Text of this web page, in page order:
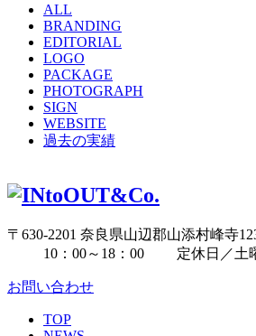
ALL
BRANDING
EDITORIAL
LOGO
PACKAGE
PHOTOGRAPH
SIGN
WEBSITE
過去の実績
〒630-2201 奈良県山辺郡山添村峰寺
10：00～18：00 定休日／土
お問い合わせ
TOP